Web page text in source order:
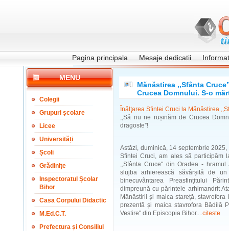
Pagina principala Mesaje dedicatii
MENU
Colegii
Grupuri școlare
Licee
Universități
Școli
Grădinițe
Inspectoratul Școlar
Bihor
Casa Corpului Didactic
M.Ed.C.T.
Prefectura și Consiliul
Mănăstirea ,,Sfânta
Crucea Domnului. S-o
Înălţarea Sfintei Cruci la Mănăstirea
,,Să nu ne rușinăm de Crucea
dragoste”!
Astăzi, duminică, 14 septembrie
Sfintei Cruci, am ales să participăm
,,Sfânta Cruce" din Oradea -
slujba arhierească săvârșită de
binecuvântarea Preasfințitului
dimpreună cu părintele arhimandrit
Mănăstirii și maica stareță,
prezentă și maica stavrofora Bădilă
Vestire" din Episcopia Bihor....citeste